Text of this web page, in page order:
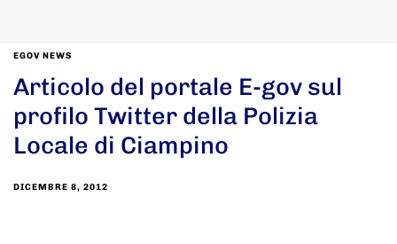
EGOV NEWS
Articolo del portale E-gov sul
profilo Twitter della Polizia
Locale di Ciampino
DICEMBRE 8, 2012